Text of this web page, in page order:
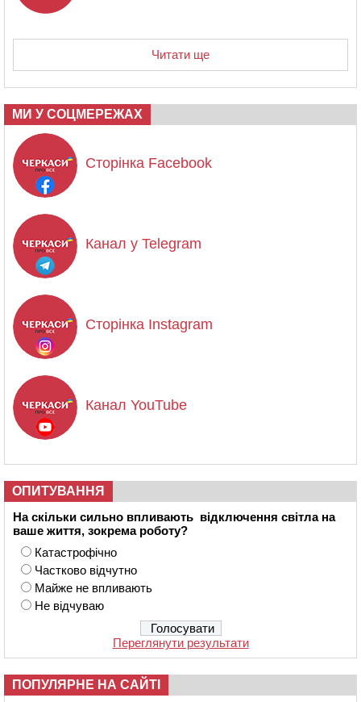
Читати ще
МИ У СОЦМЕРЕЖАХ
Сторінка Facebook
Канал у Telegram
Сторінка Instagram
Канал YouTube
ОПИТУВАННЯ
На скільки сильно впливають відключення світла на
ваше життя, зокрема роботу?
Катастрофічно
Частково відчутно
Майже не впливають
Не відчуваю
Переглянути результати
ПОПУЛЯРНЕ НА САЙТІ